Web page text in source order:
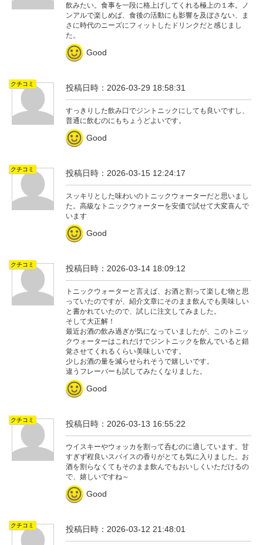
飲みたい。食事を一段に格上げしてくれる極上の１本。ノ
ンアルで楽しめば、食後の活動にも影響を及ぼさない、ま
さに時代のニーズにフィットしたドリンクだと感じまし
た。
Good
クチコミ 投稿日時：2026-03-29 18:58:31
すっきりした飲み口でジントニックにしても良いですし、
普通に飲むのにもちょうどよいです。
Good
クチコミ 投稿日時：2026-03-15 12:24:17
スッキリとした味わいのトニックウォーターだと思いまし
た。高級なトニックウォーターを安価で試せて大変喜んで
います
Good
クチコミ 投稿日時：2026-03-14 18:09:12
トニックウォーターと言えば、お酒と割って楽しむ物と思
っていたのですが、紹介文章にそのまま飲んでも美味しい
と書かれていたので、試しに注文してみました。
そして大正解！
最近お酒の飲み過ぎが気になっていましたが、このトニッ
クウォーターはこれだけでジントニックを飲んでいると錯
覚させてくれるくらい美味しいです。
少しお酒の量を減らせられそうで嬉しいです。
違うフレーバーも試してみたくなりました。
Good
クチコミ 投稿日時：2026-03-13 16:55:22
ウイスキーやウォッカを割って呑むのに適しています。甘
すぎず程良いスパイスの香りがとても気に入りました。お
酒を割らなくてもそのまま飲んでもおいしくいただけるの
で、嬉しいですね～
Good
クチコミ 投稿日時：2026-03-12 21:48:01